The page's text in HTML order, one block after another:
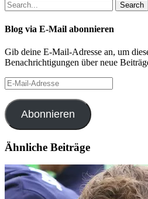
Search
Blog via E-Mail abonnieren
Gib deine E-Mail-Adresse an, um
Benachrichtigungen über neue
E-
Mail-
Adresse
Abonnieren
Ähnliche Beiträge